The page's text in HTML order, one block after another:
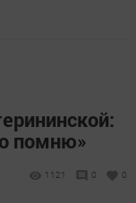
помню»
1121 0 0